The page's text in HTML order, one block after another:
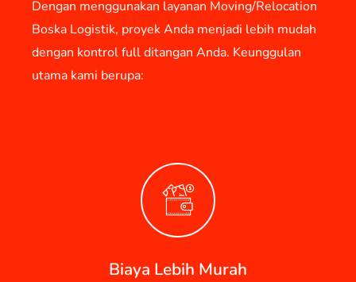
Dengan menggunakan layanan Moving/Relocation
Boska Logistik, proyek Anda menjadi lebih mudah
dengan kontrol full ditangan Anda. Keunggulan
utama kami berupa:
Biaya Lebih Murah